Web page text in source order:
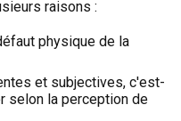
raisons :
physique de la
et subjectives, c'est-
selon la perception de